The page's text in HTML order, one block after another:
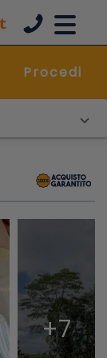
+7
Procedi